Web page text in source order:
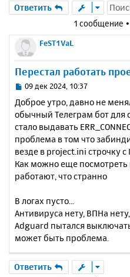
Ответить
1 сообщение
FeST1VaL
Перестал работать
С
о
б
щ
е
н
е
09 дек 2024, 10:37
Доброе утро, давно не
обычный Телеграм бот для
стало выдавать
проблема в том что
везде в project.ini строчку с
Как можно еще посмотреть
работают, что странно
В логах пусто...
Антивируса нету, ВПНа
Adguard пытался
может быть проблема.
Ответить